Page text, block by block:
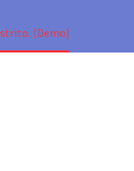
(Demo)